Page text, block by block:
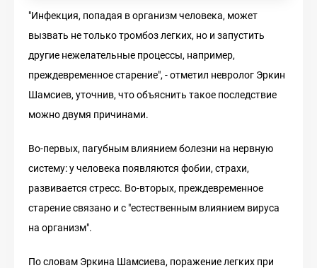
"Инфекция, попадая в организм человека, может
вызвать не только тромбоз легких, но и запустить
другие нежелательные процессы, например,
преждевременное старение", - отметил невролог Эркин
Шамсиев, уточнив, что объяснить такое последствие
можно двумя причинами.
Во-первых, пагубным влиянием болезни на нервную
систему: у человека появляются фобии, страхи,
развивается стресс. Во-вторых, преждевременное
старение связано и с "естественным влиянием вируса
на организм".
По словам Эркина Шамсиева, поражение легких при